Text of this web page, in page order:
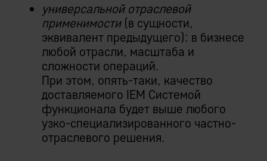
универсальной отраслевой
применимости(в сущности,
эквивалент предыдущего): в бизнесе
любой отрасли, масштаба и
сложности операций.
При этом, опять-таки, качество
доставляемого IEM Системой
функционала будет выше любого
узко-специализированного частно-
отраслевого решения.